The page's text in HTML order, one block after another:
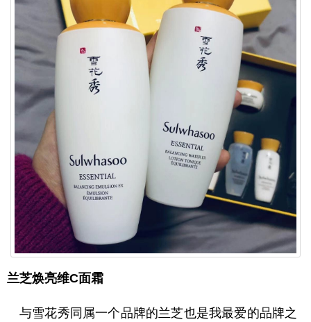
兰芝焕亮维C面霜
与雪花秀同属一个品牌的兰芝也是我最爱的品牌之